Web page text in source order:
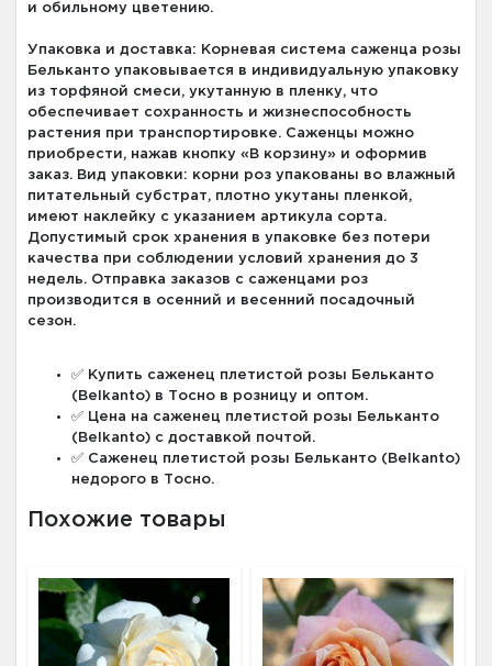
и обильному цветению.
Упаковка и доставка: Корневая система саженца розы
Бельканто упаковывается в индивидуальную упаковку
из торфяной смеси, укутанную в пленку, что
обеспечивает сохранность и жизнеспособность
растения при транспортировке. Саженцы можно
приобрести, нажав кнопку «В корзину» и оформив
заказ. Вид упаковки: корни роз упакованы во влажный
питательный субстрат, плотно укутаны пленкой,
имеют наклейку с указанием артикула сорта.
Допустимый срок хранения в упаковке без потери
качества при соблюдении условий хранения до 3
недель. Отправка заказов с саженцами роз
производится в осенний и весенний посадочный
сезон.
✅ Купить саженец плетистой розы Бельканто
(Belkanto) в Тосно в розницу и оптом.
✅ Цена на саженец плетистой розы Бельканто
(Belkanto) с доставкой почтой.
✅ Саженец плетистой розы Бельканто (Belkanto)
недорого в Тосно.
Похожие товары